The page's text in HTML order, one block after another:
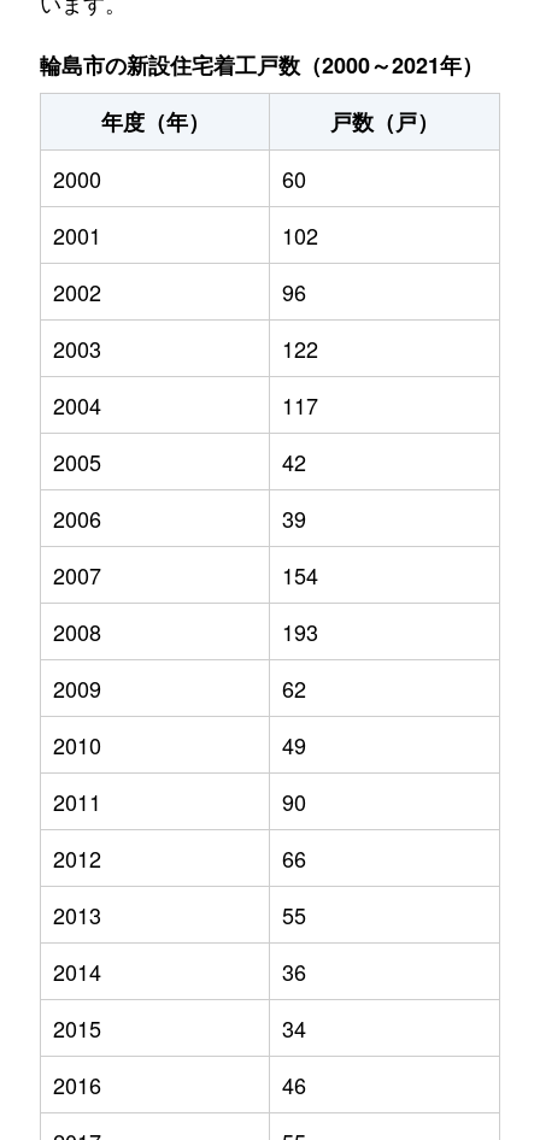
輪島市の新設住宅着工戸数（2000～2021年）
年度（年）
戸数（戸）
2000
60
2001
102
2002
96
2003
122
2004
117
2005
42
2006
39
2007
154
2008
193
2009
62
2010
49
2011
90
2012
66
2013
55
2014
36
2015
34
2016
46